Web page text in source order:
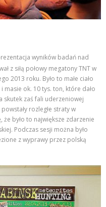
wyników badań nad
z siłą połowy megatony TNT w
2013 roku. Było to małe ciało
masie ok. 10 tys. ton, które dało
skutek zaś fali uderzeniowej
rozległe straty w
było to największe zdarzenie
Podczas sesji można było
z wyprawy przez polską